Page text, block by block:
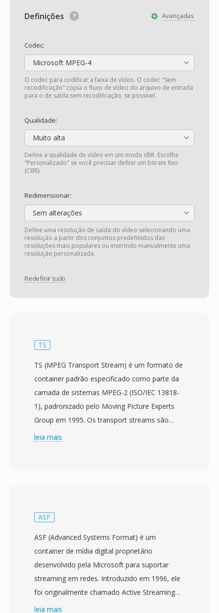
Avançadas
Definições
Codec:
Microsoft MPEG-4
O codec para codificar a faixa de vídeo. O codec "Sem
recodificação" copia o fluxo de vídeo do arquivo de entrada
para o de saída sem recodificação, se possível.
Qualidade:
Muito alta
Define a qualidade de vídeo em um modo VBR. Escolha
"Personalizado" se você precisar definir um bitrate fixo
(CBR).
Redimensionar:
Sem alterações
Define uma resolução de saída do vídeo selecionando uma
resolução a partir dos conjuntos predefinidos das
resoluções mais populares ou inserindo manualmente uma
resolução personalizada.
Redefinir tudo
TS
TS (MPEG Transport Stream) é um formato de
container padrão especificado como parte da
camada de sistemas MPEG-2 (ISO/IEC 13818-
1), padronizado pelo Moving Picture Experts
Group em 1995. Os transport streams são
projetados para ambientes de comunicação é
bytes, cada um carregando um cabecalho de 4
indicacao de erro é identificacao de fluxo. Essa
estrutura de pacotes permite que os
receptores se ressincronizem rapidamente
após interrupcoes de sinal, uma capacidade
critica para entrega de transmissão em tempo
leia mais
ASF
ASF (Advanced Systems Format) é um
container de mídia digital proprietário
desenvolvido pela Microsoft para suportar
streaming em redes. Introduzido em 1996, ele
foi originalmente chamado Active Streaming
Format é depois renomeado para Advanced
leia mais